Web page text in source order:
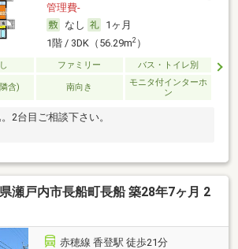
管理費-
なし
1ヶ月
1階 / 3DK（56.29m2）
ファミリー バス・トイレ別
含) 南向き
モニタ付インターホ
ン
2台目ご相談下さい。
瀬戸内市長船町長船 築28年7ヶ月 2
赤穂線 香登駅 徒歩21分